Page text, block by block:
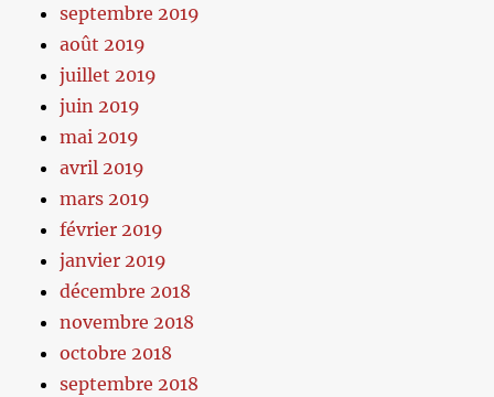
septembre 2019
août 2019
juillet 2019
juin 2019
mai 2019
avril 2019
mars 2019
février 2019
janvier 2019
décembre 2018
novembre 2018
octobre 2018
septembre 2018